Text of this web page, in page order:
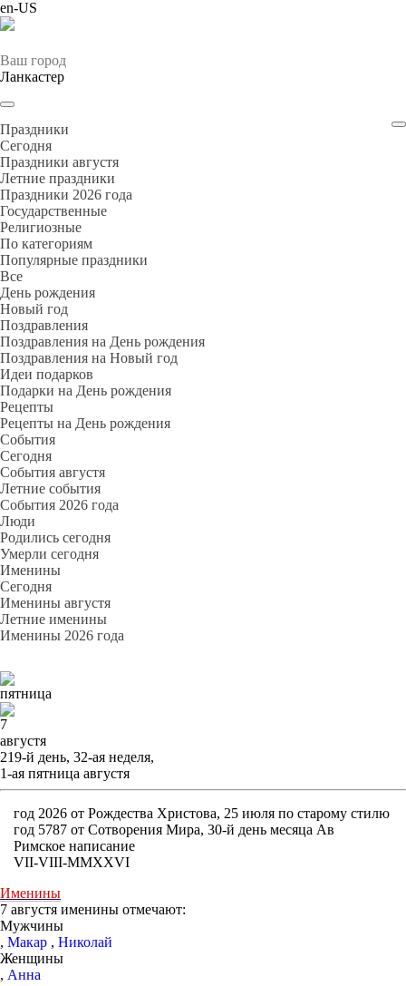
en-US
Ваш город
Ланкастер
Праздники
Cегодня
Праздники августя
Летние праздники
Праздники 2026 года
Государственные
Религиозные
По категориям
Популярные праздники
Все
День рождения
Новый год
Поздравления
Поздравления на День рождения
Поздравления на Новый год
Идеи подарков
Подарки на День рождения
Рецепты
Рецепты на День рождения
События
Cегодня
События августя
Летние события
События 2026 года
Люди
Родились сегодня
Умерли сегодня
Именины
Cегодня
Именины августя
Летние именины
Именины 2026 года
пятница
7
августя
219-й день, 32-ая неделя,
1-ая пятница августя
год 2026 от Рождества Христова, 25 июля по старому стилю
год 5787 от Сотворения Мира, 30-й день месяца Ав
Римское написание
VII-VIII-MMXXVI
Именины
7 августя именины отмечают:
Мужчины
, Макар , Николай
Женщины
, Анна